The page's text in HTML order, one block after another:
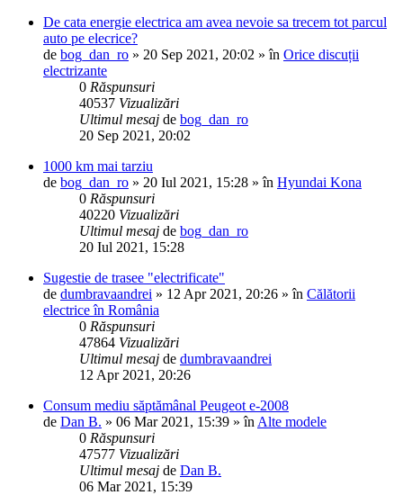
De cata energie electrica am avea nevoie sa trecem tot parcul
auto pe elecrice?
de bog_dan_ro » 20 Sep 2021, 20:02 » în Orice discuții
electrizante
0 Răspunsuri
40537 Vizualizări
Ultimul mesaj de bog_dan_ro
20 Sep 2021, 20:02
1000 km mai tarziu
de bog_dan_ro » 20 Iul 2021, 15:28 » în Hyundai Kona
0 Răspunsuri
40220 Vizualizări
Ultimul mesaj de bog_dan_ro
20 Iul 2021, 15:28
Sugestie de trasee "electrificate"
de dumbravaandrei » 12 Apr 2021, 20:26 » în Călătorii
electrice în România
0 Răspunsuri
47864 Vizualizări
Ultimul mesaj de dumbravaandrei
12 Apr 2021, 20:26
Consum mediu săptămânal Peugeot e-2008
de Dan B. » 06 Mar 2021, 15:39 » în Alte modele
0 Răspunsuri
47577 Vizualizări
Ultimul mesaj de Dan B.
06 Mar 2021, 15:39